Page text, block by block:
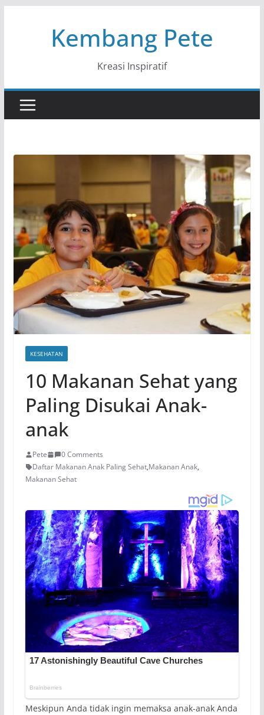
Kembang Pete
Kreasi Inspiratif
KESEHATAN
10 Makanan Sehat yang
Paling Disukai Anak-
anak
Pete
0 Comments
Daftar Makanan Anak Paling Sehat,Makanan Anak,
Makanan Sehat
Meskipun Anda tidak ingin memaksa anak-anak Anda